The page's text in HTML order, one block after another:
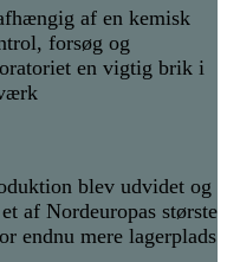
af en kemisk
forsøg og
en vigtig brik i
blev udvidet og
af Nordeuropas største
endnu mere lagerplads